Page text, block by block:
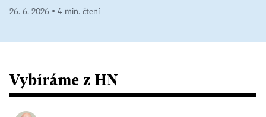
26. 6. 2026 ▪ 4 min. čtení
Vybíráme z HN